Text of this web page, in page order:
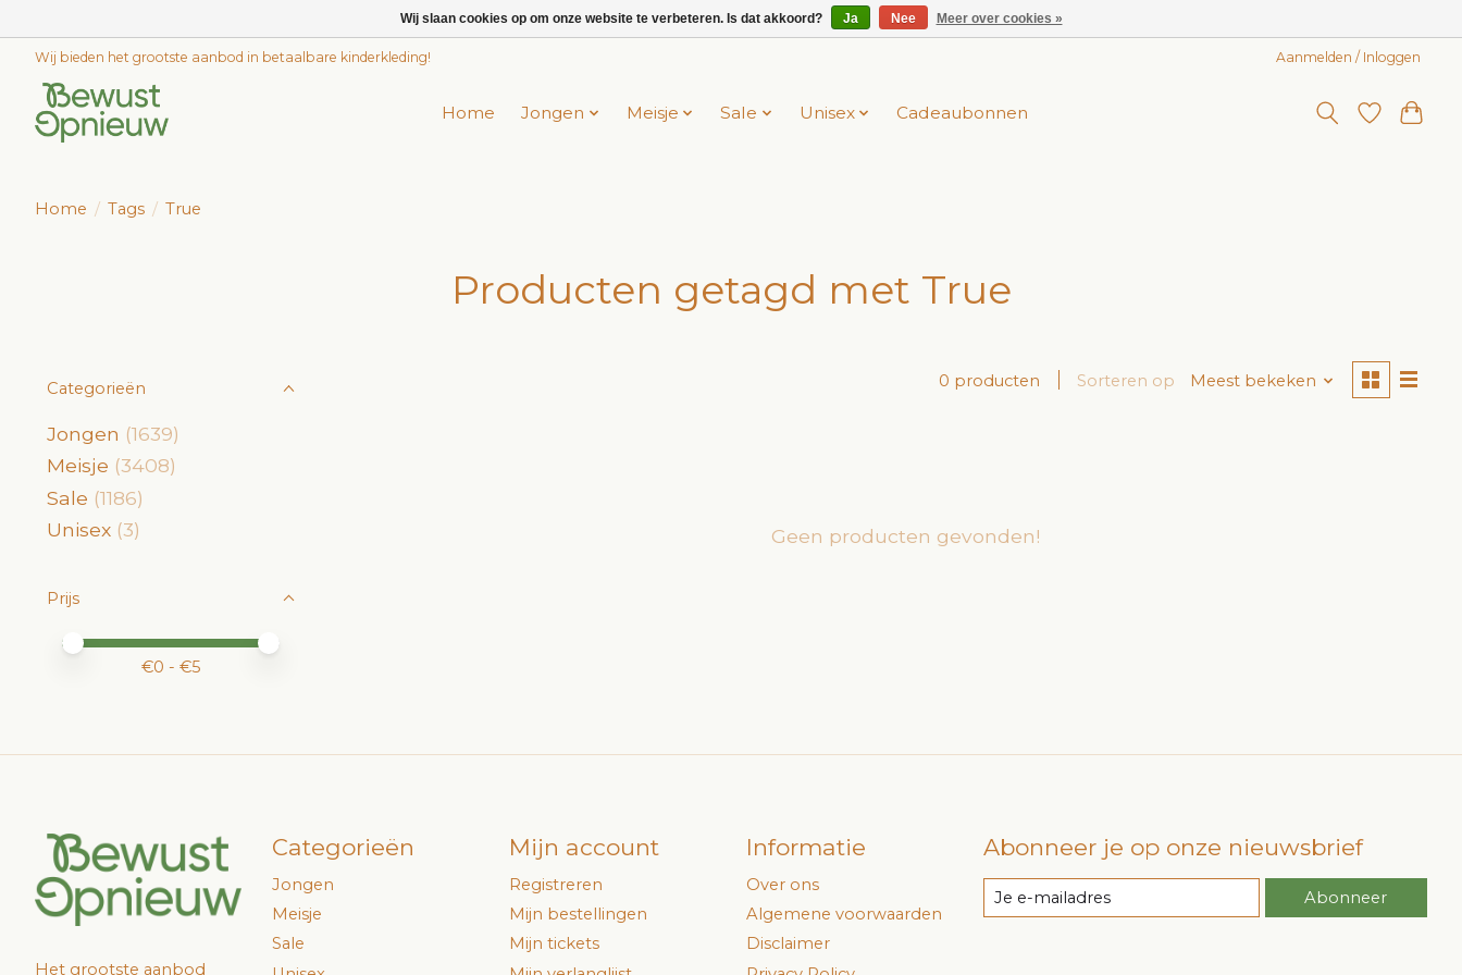
Wij bieden het grootste aanbod in betaalbare kinderkleding! Aanmelden / Inloggen
Home Jongen Meisje Sale Unisex Cadeaubonnen
Home / Tags / True
Producten getagd met True
Categorieën
Jongen (1639)
Meisje (3408)
Sale (1186)
Unisex (3)
Prijs
Minimale prijswaarde
Price maximum value
€0 - €5
0 producten Sorteren op Meest bekeken
Geen producten gevonden!
Het grootste aanbod
Categorieën
Jongen
Meisje
Sale
Mijn account
Registreren
Mijn bestellingen
Mijn tickets
Informatie
Over ons
Algemene voorwaarden
Disclaimer
Abonneer je op onze nieuwsbrief
Abonneer
Wij slaan cookies op om onze website te verbeteren. Is dat akkoord? Ja Nee Meer over cookies »